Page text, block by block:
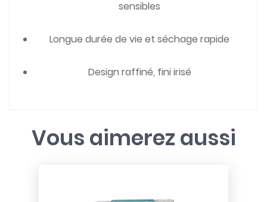
sensibles
Longue durée de vie et séchage rapide
Design raffiné, fini irisé
Vous aimerez aussi